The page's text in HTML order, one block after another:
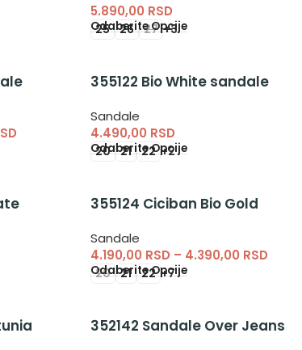
5.890,00 RSD
Odaberite Opcije
25 26 27 +3
355122 Bio White sandale
Sandale
4.490,00 RSD
Odaberite Opcije
20 21 22 +2
355124 Ciciban Bio Gold
Sandale
4.190,00 RSD – 4.390,00 RSD
Odaberite Opcije
20 21 22 +7
352142 Sandale Over Jeans